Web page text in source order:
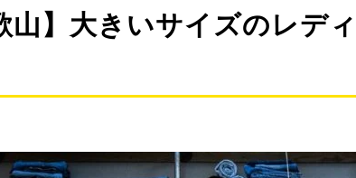
山】大きいサイズのレデ